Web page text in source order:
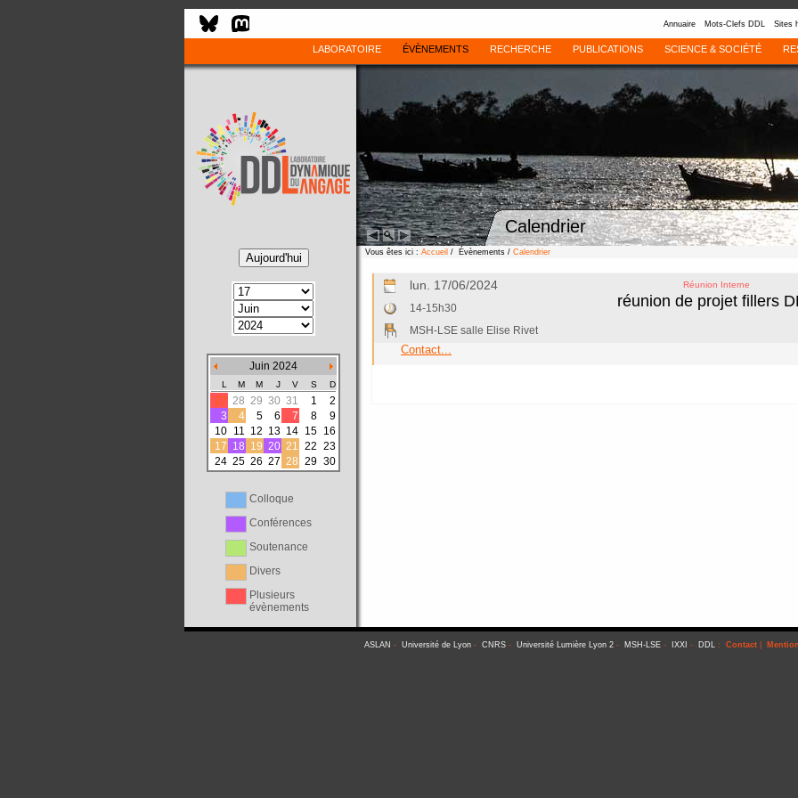
Annuaire Mots-Clefs DDL Sites
LABORATOIRE ÉVÈNEMENTS RECHERCHE PUBLICATIONS SCIENCE & SOCIÉTÉ
Calendrier
Juin 2024
L M M J V S D
27 28 29 30 31 1
2
3
4 5 6 7 8
9
10 11 12 13 14 15 16
17 18 19 20 21 22 23
24 25 26 27 28 29 30
Colloque
Conférences
Soutenance
Divers
Plusieurs
évènements
Vous êtes ici : Accueil / Évènements / Calendrier
lun. 17/06/2024 Réunion Interne
réunion de projet fillers
14-15h30
MSH-LSE salle Elise Rivet
Contact...
ASLAN - Université de Lyon- CNRS- Université Lumière Lyon 2- MSH-LSE- IXXI - DDL: Contact|